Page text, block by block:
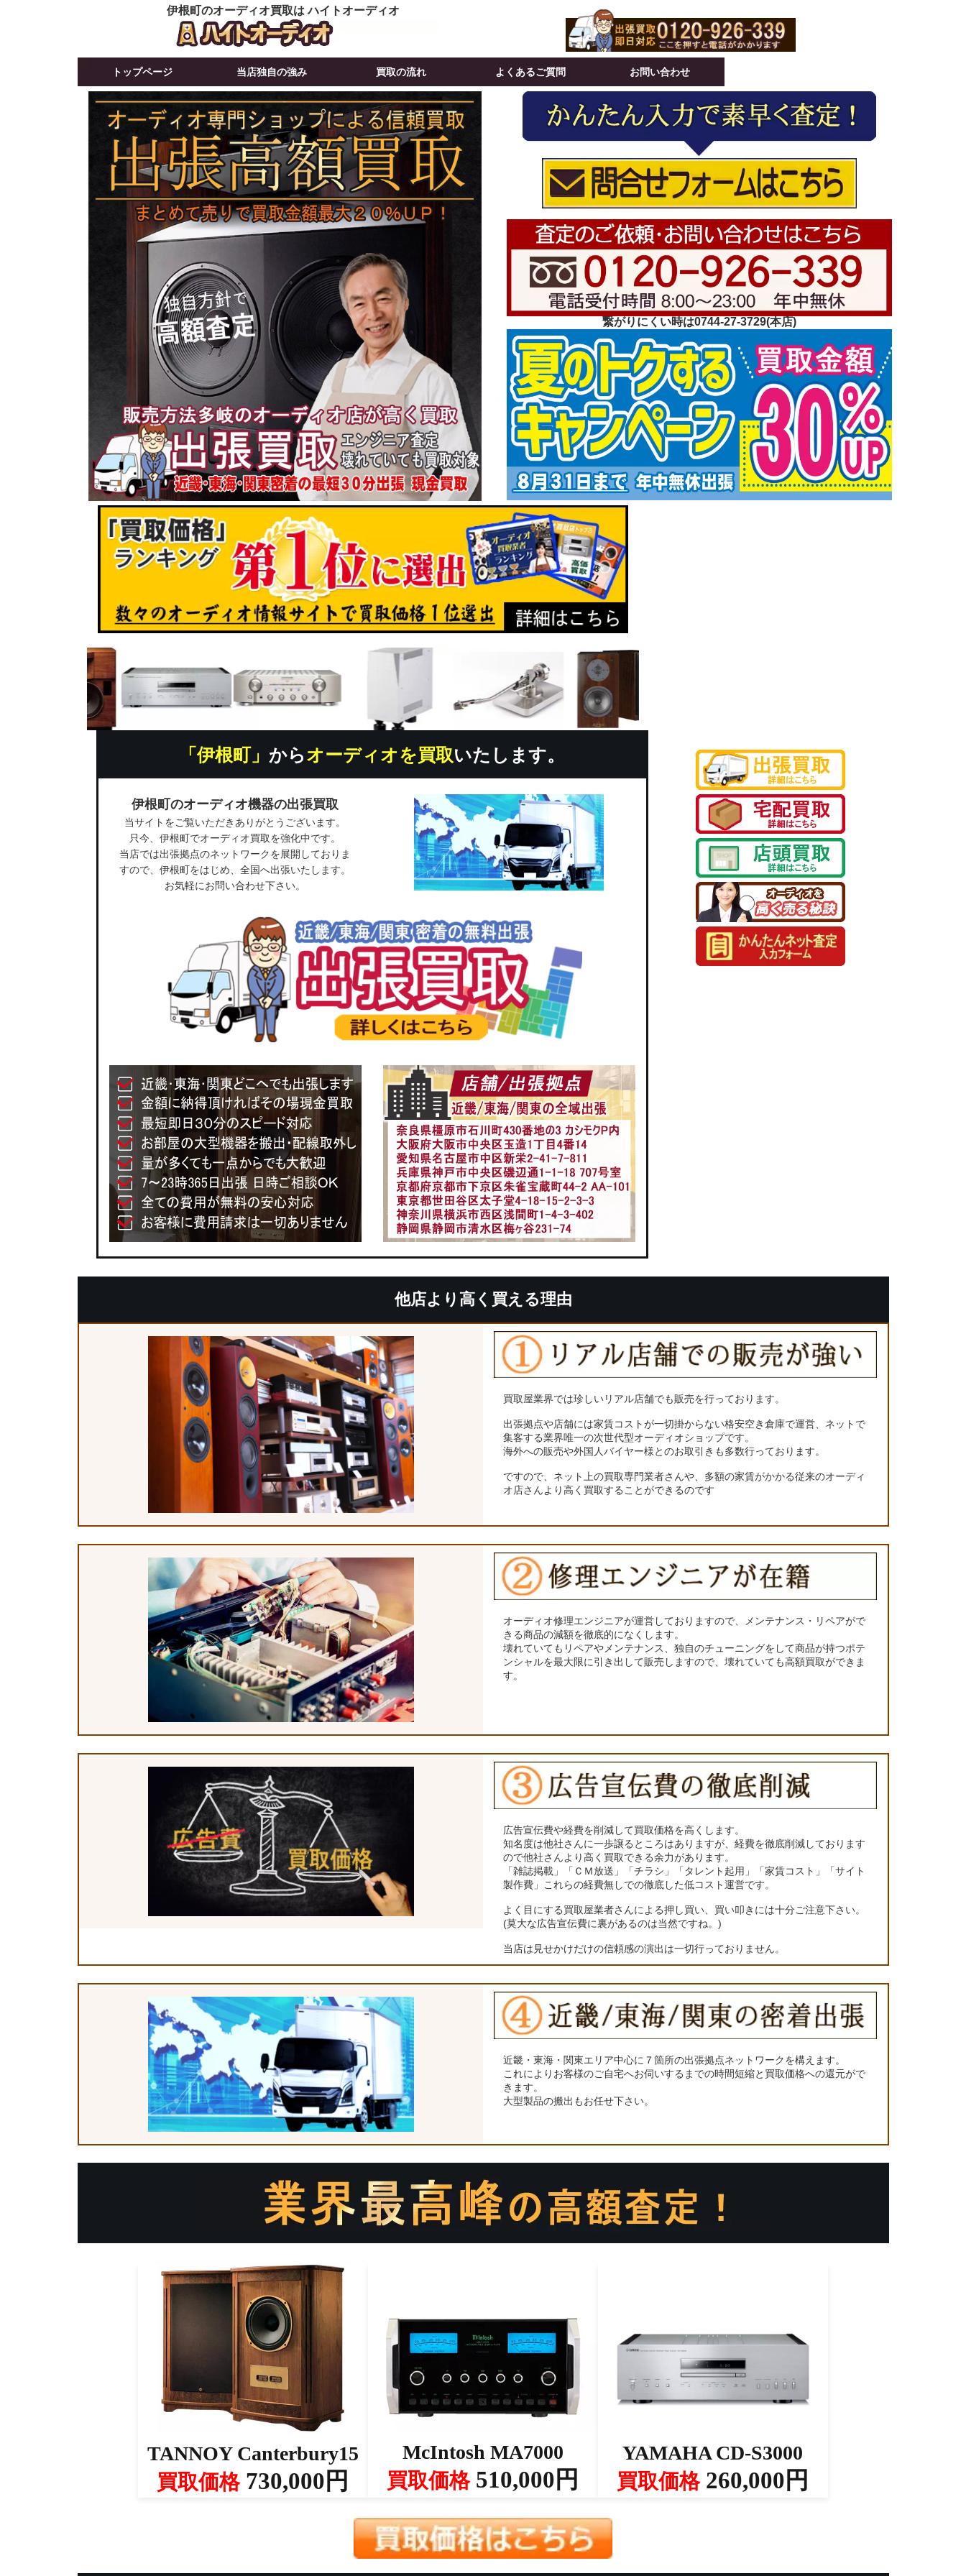
伊根町のオーディオ買取は ハイトオーディオ
繋がりにくい時は0744-27-3729(本店)
「伊根町」 からオーディオを買取いたします。
伊根町のオーディオ機器の出張買取
当サイトをご覧いただきありがとうございます。
只今、伊根町でオーディオ買取を強化中です。
当店では出張拠点のネットワークを展開しておりま
すので、伊根町をはじめ、全国へ出張いたします。
お気軽にお問い合わせ下さい。
トップページ 当店独自の強み 買取の流れ よくあるご質問 お問い合わせ
他店より高く買える理由
買取屋業界では珍しいリアル店舗でも販売を行っております。
出張拠点や店舗には家賃コストが一切掛からない格安空き倉庫で運営、ネットで
集客する業界唯一の次世代型オーディオショップです。
海外への販売や外国人バイヤー様とのお取引きも多数行っております。
ですので、ネット上の買取専門業者さんや、多額の家賃がかかる従来のオーディ
オ店さんより高く買取することができるのです
オーディオ修理エンジニアが運営しておりますので、メンテナンス・リペアがで
きる商品の減額を徹底的になくします。
壊れていてもリペアやメンテナンス、独自のチューニングをして商品が持つポテ
ンシャルを最大限に引き出して販売しますので、壊れていても高額買取ができま
す。
広告宣伝費や経費を削減して買取価格を高くします。
知名度は他社さんに一歩譲るところはありますが、経費を徹底削減しております
ので他社さんより高く買取できる余力があります。
「雑誌掲載」「ＣＭ放送」「チラシ」「タレント起用」「家賃コスト」「サイト
製作費」これらの経費無しでの徹底した低コスト運営です。
よく目にする買取屋業者さんによる押し買い、買い叩きには十分ご注意下さい。
(莫大な広告宣伝費に裏があるのは当然ですね。)
当店は見せかけだけの信頼感の演出は一切行っておりません。
近畿・東海・関東エリア中心に７箇所の出張拠点ネットワークを構えます。
これによりお客様のご自宅へお伺いするまでの時間短縮と買取価格への還元がで
きます。
大型製品の搬出もお任せ下さい。
TANNOY Canterbury15
買取価格730,000円
McIntosh MA7000
買取価格510,000円
YAMAHA CD-S3000
買取価格260,000円